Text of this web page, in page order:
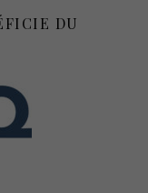
DU